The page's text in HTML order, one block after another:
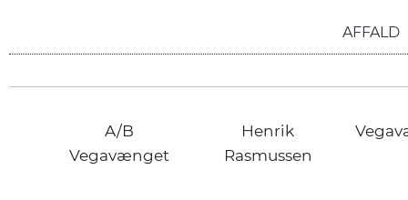
AFFALD
A/B
Vegavænget
Henrik
Rasmussen